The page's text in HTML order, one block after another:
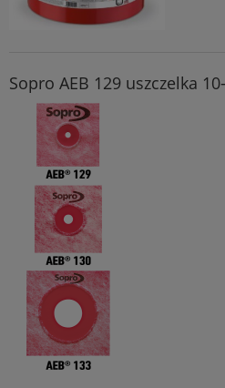
Sopro AEB 129 uszczelka